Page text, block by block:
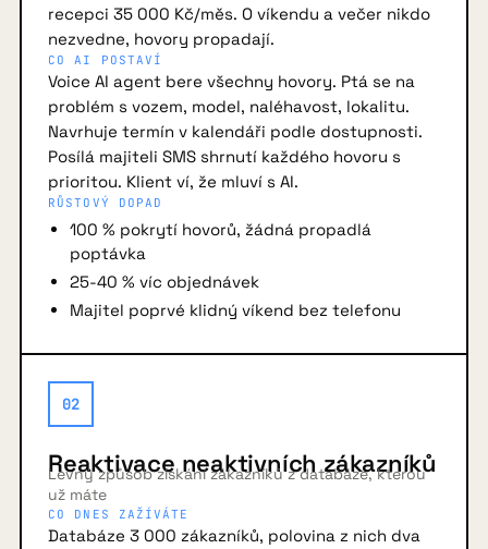
recepci 35 000 Kč/měs. O víkendu a večer nikdo
nezvedne, hovory propadají.
CO AI POSTAVÍ
Voice AI agent bere všechny hovory. Ptá se na
problém s vozem, model, naléhavost, lokalitu.
Navrhuje termín v kalendáři podle dostupnosti.
Posílá majiteli SMS shrnutí každého hovoru s
prioritou. Klient ví, že mluví s AI.
RŮSTOVÝ DOPAD
100 % pokrytí hovorů, žádná propadlá
poptávka
25-40 % víc objednávek
Majitel poprvé klidný víkend bez telefonu
02
Reaktivace neaktivních zákazníků
Levný způsob získání zákazníků z databáze, kterou
už máte
CO DNES ZAŽÍVÁTE
Databáze 3 000 zákazníků, polovina z nich dva